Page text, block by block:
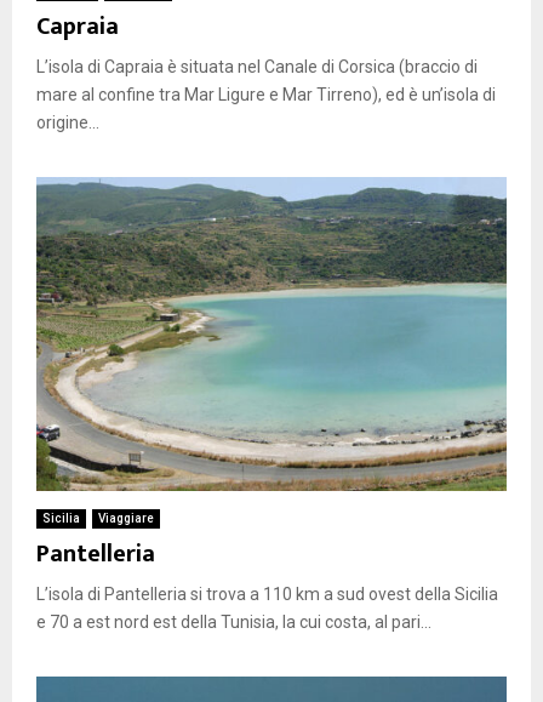
Capraia
L’isola di Capraia è situata nel Canale di Corsica (braccio di
mare al confine tra Mar Ligure e Mar Tirreno), ed è un’isola di
origine...
Sicilia Viaggiare
Pantelleria
L’isola di Pantelleria si trova a 110 km a sud ovest della Sicilia
e 70 a est nord est della Tunisia, la cui costa, al pari...